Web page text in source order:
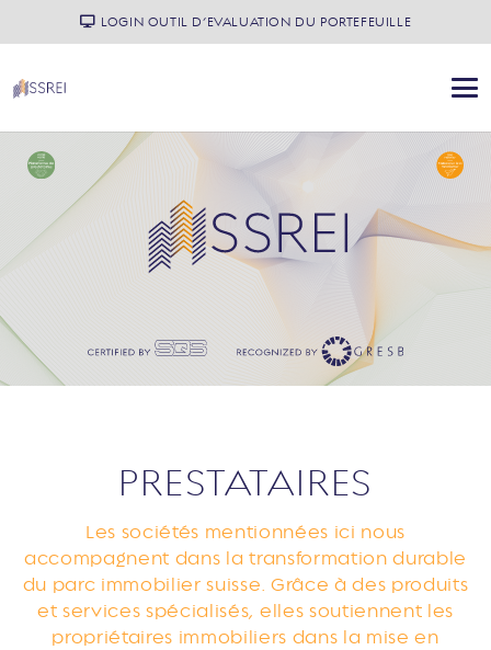
LOGIN OUTIL D’EVALUATION DU PORTEFEUILLE
PRESTATAIRES
Les sociétés mentionnées ici nous
accompagnent dans la transformation durable
du parc immobilier suisse. Grâce à des produits
et services spécialisés, elles soutiennent les
propriétaires immobiliers dans la mise en